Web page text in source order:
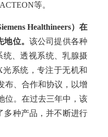
等。
Healthineers）在
位。 该公司提供各种
、透视系统、乳腺摄
系统，专注于无机和
布、合作和协议，以增
位。在过去三年中，该
多种产品，并不断进行